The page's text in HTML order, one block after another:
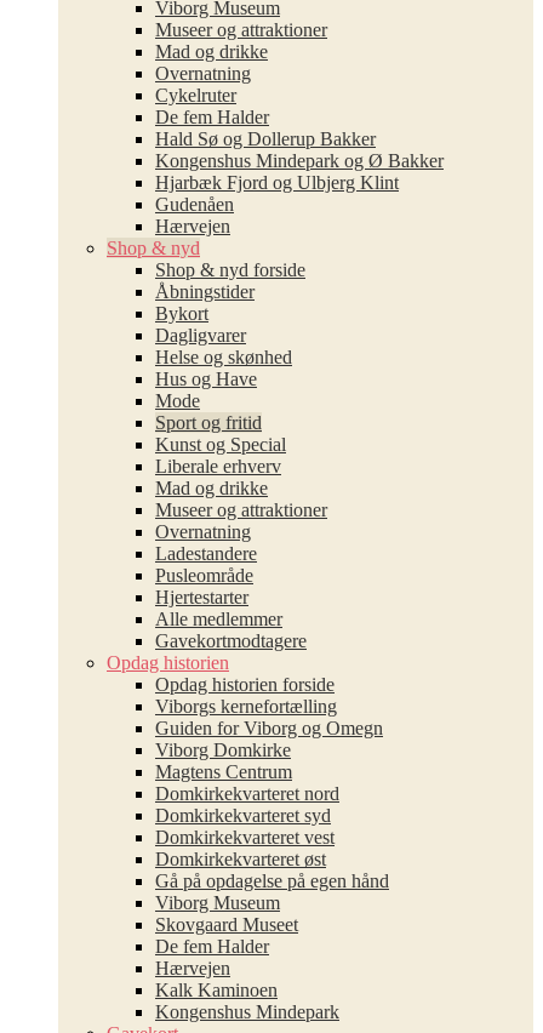
Viborg Museum
Museer og attraktioner
Mad og drikke
Overnatning
Cykelruter
De fem Halder
Hald Sø og Dollerup Bakker
Kongenshus Mindepark og Ø Bakker
Hjarbæk Fjord og Ulbjerg Klint
Gudenåen
Hærvejen
Shop & nyd
Shop & nyd forside
Åbningstider
Bykort
Dagligvarer
Helse og skønhed
Hus og Have
Mode
Sport og fritid
Kunst og Special
Liberale erhverv
Mad og drikke
Museer og attraktioner
Overnatning
Ladestandere
Pusleområde
Hjertestarter
Alle medlemmer
Gavekortmodtagere
Opdag historien
Opdag historien forside
Viborgs kernefortælling
Guiden for Viborg og Omegn
Viborg Domkirke
Magtens Centrum
Domkirkekvarteret nord
Domkirkekvarteret syd
Domkirkekvarteret vest
Domkirkekvarteret øst
Gå på opdagelse på egen hånd
Viborg Museum
Skovgaard Museet
De fem Halder
Hærvejen
Kalk Kaminoen
Kongenshus Mindepark